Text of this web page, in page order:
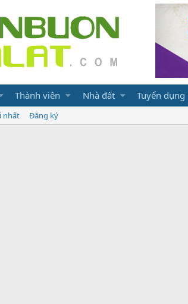
Thành viên Nhà đất Tuyển dụng
nhất Đăng ký